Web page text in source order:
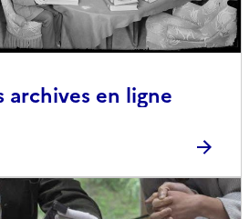
archives en ligne